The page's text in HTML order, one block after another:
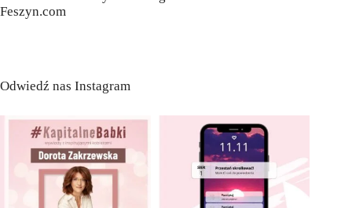
Feszyn.com
Odwiedź nas Instagram